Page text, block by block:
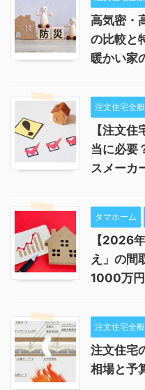
高気密・
の比較と
暖かい家
注文住宅全般
【注文
当に必要
スメーカ
タマホーム
【2026
え」の間
1000万円
注文住宅全般
注文住宅
相場と予